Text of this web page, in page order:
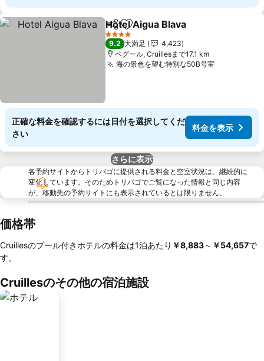
シェアお気に入りに追加
Hotel Aigua Blava
4 ホテルのランク
9.2 大満足
4,423
ベグール, Cruillesまで17.1 km
海の景色を望む特別な50B号室料金を表示
正確な料金を確認するには日付を選択してくだ
さい
料金を表示
さらに表示
各予約サイトからトリバゴに提供される料金と空室状況は、継続的に
変化しています。そのためトリバゴでご覧になった情報と同じ内容
が、移動先の予約サイトにも表示されているとは限りません。
価格帯
Cruillesのプール付きホテルの料金は1泊あたり ‎￥8,883～ ‎￥54,657で
す。
Cruillesのその他の宿泊施設